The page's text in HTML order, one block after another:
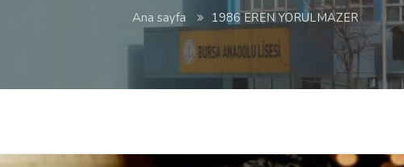
Ana sayfa 1986 EREN YORULMAZER